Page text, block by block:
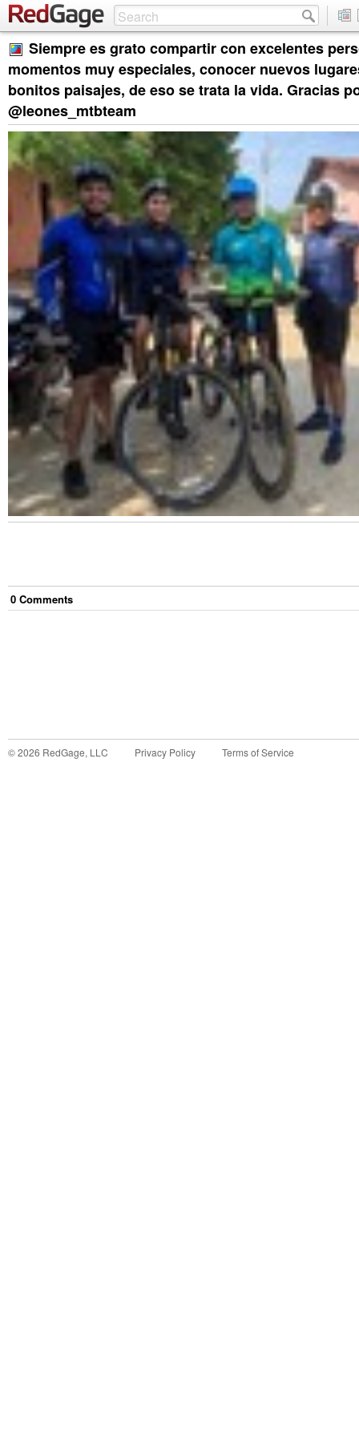
Siempre es grato compartir con excelentes
momentos muy especiales, conocer nuevos
bonitos paisajes, de eso se trata la vida. Gracias
@leones_mtbteam
0 Comments
©2026 RedGage, LLC Privacy Policy Terms of Service